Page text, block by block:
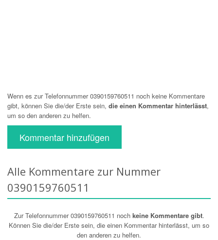
Wenn es zur Telefonnummer 0390159760511 noch keine Kommentare
gibt, können Sie die/der Erste sein, die einen Kommentar hinterlässt,
um so den anderen zu helfen.
Kommentar hinzufügen
Alle Kommentare zur Nummer
0390159760511
Zur Telefonnummer 0390159760511 noch keine Kommentare gibt.
Können Sie die/der Erste sein, die einen Kommentar hinterlässt, um so
den anderen zu helfen.